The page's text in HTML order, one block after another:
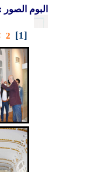
البوم الصور :
[1]
2